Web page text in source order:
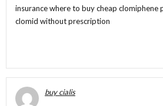
insurance where to buy cheap clomiphene
clomid without prescription
buy cialis